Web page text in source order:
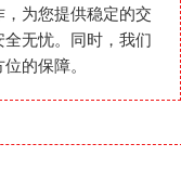
为您提供稳定的交
无忧。同时，我们
的保障。